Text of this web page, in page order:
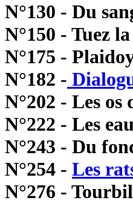
N°130 - Du
N°150 - Tuez
N°175 -
N°182 -
N°202 - Les os
N°222 - Les
N°243 - Du
N°254 - Les
N°276 -